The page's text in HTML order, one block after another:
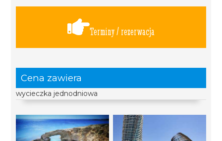
Terminy / rezerwacja
Cena zawiera
wycieczka jednodniowa